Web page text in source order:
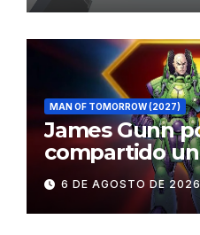
MAN OF TOMORROW (2027)
James Gunn
compartido
al traje de
6 DE AGOSTO DE